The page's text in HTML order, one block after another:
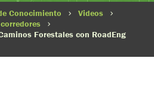
Conocimiento
Videos
Forestales con RoadEng